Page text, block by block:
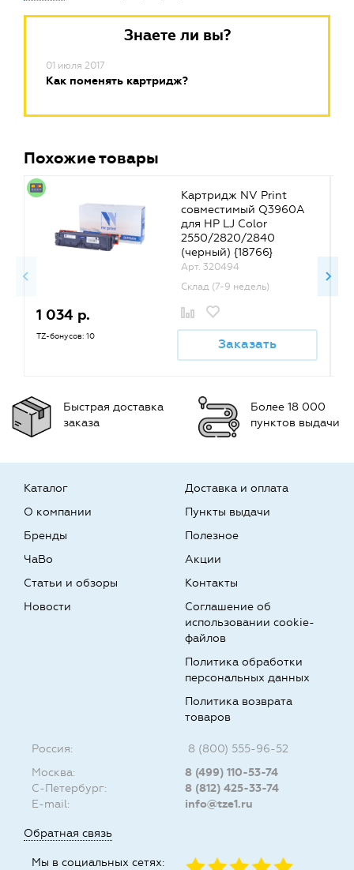
Знаете ли вы?
01 июля 2017
Как поменять картридж?
Похожие товары
Картридж NV Print
совместимый Q3960A
для HP LJ Color
2550/2820/2840
(черный) {18766}
Арт. 320494
Склад (7-9 недель)
1 034 р.
TZ-бонусов: 10 Заказать
Быстрая доставка
заказа
Более 18 000
пунктов выдачи
Каталог
О компании
Бренды
Доставка и оплата
Пункты выдачи
Полезное
ЧаВо
Статьи и обзоры
Новости
Акции
Контакты
Соглашение об
использовании cookie-
файлов
Политика обработки
персональных данных
Политика возврата
товаров
Россия:
8 (800) 555-96-52
Москва:
8 (499) 110-53-74
С-Петербург:
8 (812) 425-33-74
E-mail:
info@tze1.ru
Обратная связь
Мы в социальных сетях: